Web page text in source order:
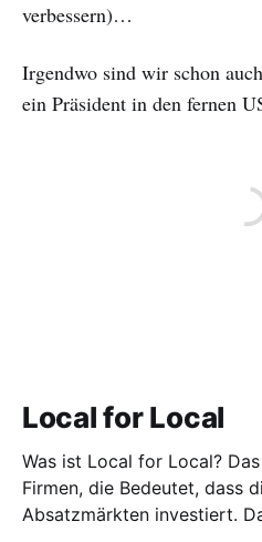
verbessern)…
Irgendwo sind wir schon
ein Präsident in den fernen
Local for Local
Was ist Local for Local? Das ist eine Strategie für
Firmen, die Bedeutet, dass
Absatzmärkten investiert.